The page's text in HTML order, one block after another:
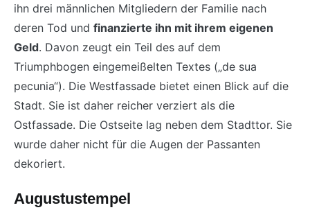
ihn drei männlichen Mitgliedern der Familie nach
deren Tod und finanzierte ihn mit ihrem eigenen
Geld. Davon zeugt ein Teil des auf dem
Triumphbogen eingemeißelten Textes („de sua
pecunia“). Die Westfassade bietet einen Blick auf die
Stadt. Sie ist daher reicher verziert als die
Ostfassade. Die Ostseite lag neben dem Stadttor. Sie
wurde daher nicht für die Augen der Passanten
dekoriert.
Augustustempel